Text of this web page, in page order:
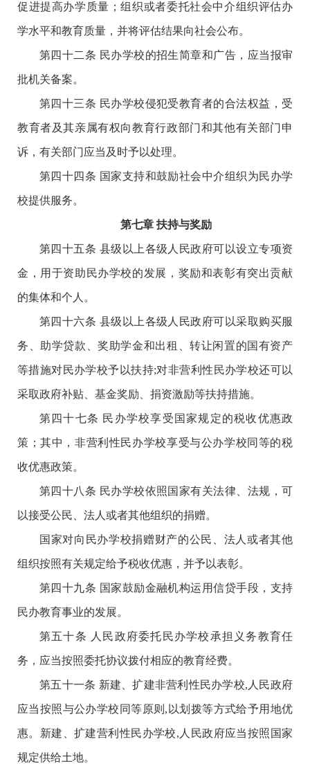
促进提高办学质量；组织或者委托社会中介组织评估办
学水平和教育质量，并将评估结果向社会公布。
第四十二条 民办学校的招生简章和广告，应当报审
批机关备案。
第四十三条 民办学校侵犯受教育者的合法权益，受
教育者及其亲属有权向教育行政部门和其他有关部门申
诉，有关部门应当及时予以处理。
第四十四条 国家支持和鼓励社会中介组织为民办学
校提供服务。
第七章 扶持与奖励
第四十五条 县级以上各级人民政府可以设立专项资
金，用于资助民办学校的发展，奖励和表彰有突出贡献
的集体和个人。
第四十六条 县级以上各级人民政府可以采取购买服
务、助学贷款、奖助学金和出租、转让闲置的国有资产
等措施对民办学校予以扶持;对非营利性民办学校还可以
采取政府补贴、基金奖励、捐资激励等扶持措施。
第四十七条 民办学校享受国家规定的税收优惠政
策；其中，非营利性民办学校享受与公办学校同等的税
收优惠政策。
第四十八条 民办学校依照国家有关法律、法规，可
以接受公民、法人或者其他组织的捐赠。
国家对向民办学校捐赠财产的公民、法人或者其他
组织按照有关规定给予税收优惠，并予以表彰。
第四十九条 国家鼓励金融机构运用信贷手段，支持
民办教育事业的发展。
第五十条 人民政府委托民办学校承担义务教育任
务，应当按照委托协议拨付相应的教育经费。
第五十一条 新建、扩建非营利性民办学校,人民政府
应当按照与公办学校同等原则,以划拨等方式给予用地优
惠。新建、扩建营利性民办学校,人民政府应当按照国家
规定供给土地。